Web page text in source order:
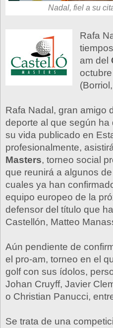
Nadal, fiel a su
Rafa
am del
Rafa Nadal, gran amigo
deporte al que según
su vida publicado en
profesionalmente,
Masters, torneo social
que reunirá a algunos
cuales ya han
equipo europeo de la
defensor del título que
Castellón, Matteo
Aún pendiente de
el pro-am, torneo en el
golf con sus ídolos,
Johan Cruyff, Javier
o Christian Panucci,
Se trata de una